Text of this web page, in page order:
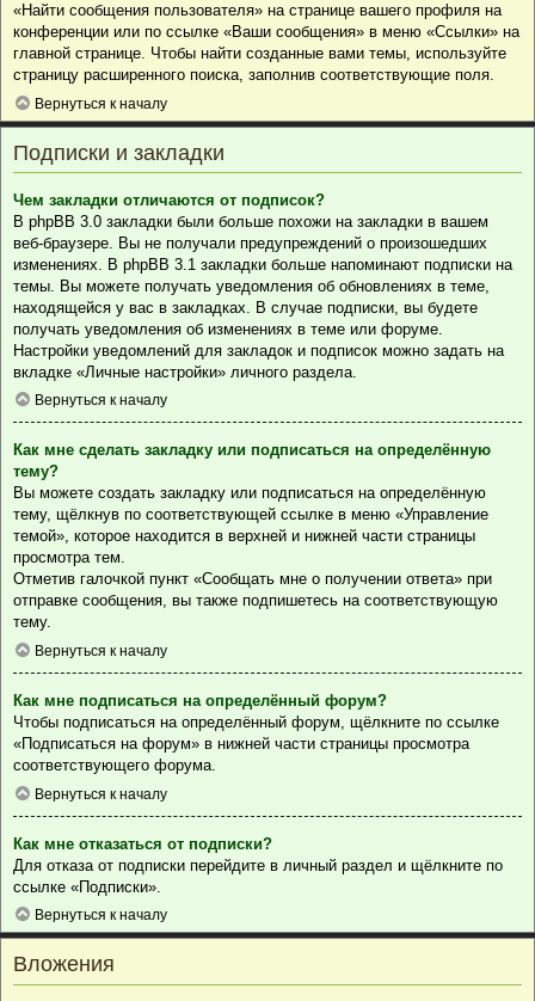
«Найти сообщения пользователя» на странице вашего профиля на
конференции или по ссылке «Ваши сообщения» в меню «Ссылки» на
главной странице. Чтобы найти созданные вами темы, используйте
страницу расширенного поиска, заполнив соответствующие поля.
Вернуться к началу
Подписки и закладки
Чем закладки отличаются от подписок?
В phpBB 3.0 закладки были больше похожи на закладки в вашем
веб-браузере. Вы не получали предупреждений о произошедших
изменениях. В phpBB 3.1 закладки больше напоминают подписки на
темы. Вы можете получать уведомления об обновлениях в теме,
находящейся у вас в закладках. В случае подписки, вы будете
получать уведомления об изменениях в теме или форуме.
Настройки уведомлений для закладок и подписок можно задать на
вкладке «Личные настройки» личного раздела.
Вернуться к началу
Как мне сделать закладку или подписаться на определённую
тему?
Вы можете создать закладку или подписаться на определённую
тему, щёлкнув по соответствующей ссылке в меню «Управление
темой», которое находится в верхней и нижней части страницы
просмотра тем.
Отметив галочкой пункт «Сообщать мне о получении ответа» при
отправке сообщения, вы также подпишетесь на соответствующую
тему.
Вернуться к началу
Как мне подписаться на определённый форум?
Чтобы подписаться на определённый форум, щёлкните по ссылке
«Подписаться на форум» в нижней части страницы просмотра
соответствующего форума.
Вернуться к началу
Как мне отказаться от подписки?
Для отказа от подписки перейдите в личный раздел и щёлкните по
ссылке «Подписки».
Вернуться к началу
Вложения